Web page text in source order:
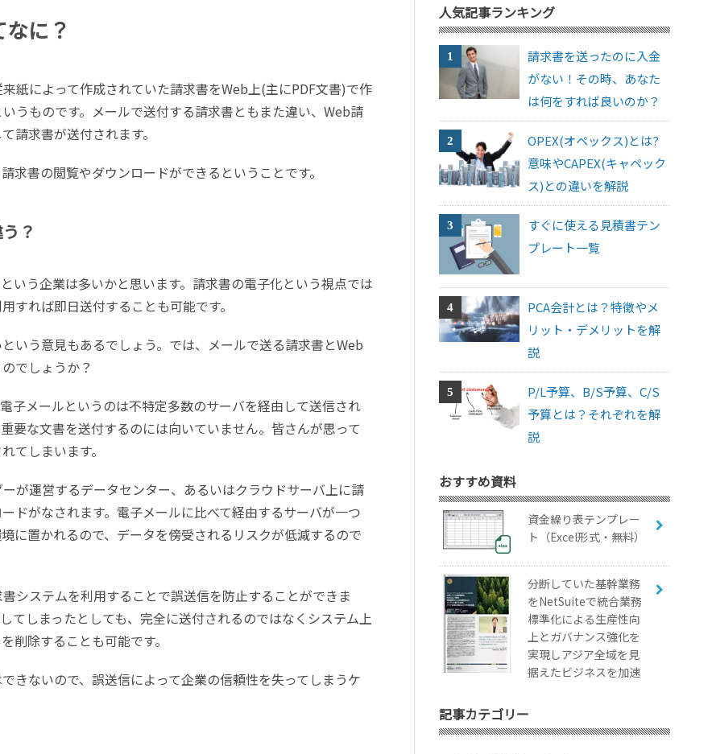
に？
紙によって作成されていた請求書をWeb上(主にPDF文書)で作
うものです。メールで送付する請求書ともまた違い、Web請
請求書が送付されます。
求書の閲覧やダウンロードができるということです。
？
いう企業は多いかと思います。請求書の電子化という視点では
すれば即日送付することも可能です。
いう意見もあるでしょう。では、メールで送る請求書とWeb
でしょうか？
子メールというのは不特定多数のサーバを経由して送信され
要な文書を送付するのには向いていません。皆さんが思って
てしまいます。
が運営するデータセンター、あるいはクラウドサーバ上に請
ドがなされます。電子メールに比べて経由するサーバが一つ
に置かれるので、データを傍受されるリスクが低減するので
システムを利用することで誤送信を防止することができま
てしまったとしても、完全に送付されるのではなくシステム上
削除することも可能です。
きないので、誤送信によって企業の信頼性を失ってしまうケ
人気記事ランキング
請求書を送ったのに入金
がない！その時、あなた
は何をすれば良いのか？
OPEX(オペックス)とは?
意味やCAPEX(キャペック
ス)との違いを解説
すぐに使える見積書テン
プレート一覧
PCA会計とは？特徴やメ
リット・デメリットを解
説
P/L予算、B/S予算、C/S
予算とは？それぞれを解
説
おすすめ資料
資金繰り表テンプレー
ト（Excel形式・無料）
分断していた基幹業務
をNetSuiteで統合業務
標準化による生産性向
上とガバナンス強化を
実現しアジア全域を見
据えたビジネスを加速
記事カテゴリー